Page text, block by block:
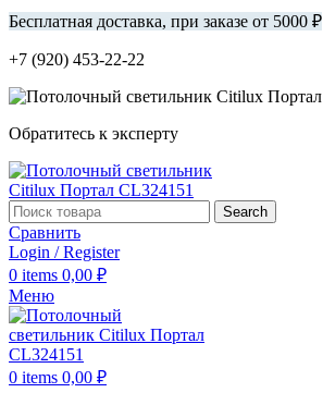
Бесплатная доставка, при заказе от 5000 ₽
+7 (920) 453-22-22
Обратитесь к эксперту
Search
Сравнить
Login / Register
0 items 0,00 ₽
Меню
0 items 0,00 ₽